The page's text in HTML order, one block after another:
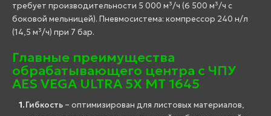
требует производительности 5 000 м³/ч (6 500 м³/ч с
боковой мельницей). Пневмосистема: компрессор 240 н/л
(14,5 м³/ч) при 7 бар.
Главные преимущества
обрабатывающего центра с ЧПУ
AES VEGA ULTRA 5X MT 1645
Гибкость – оптимизирован для листовых материалов,